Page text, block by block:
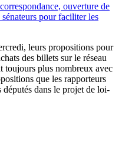
ouverture de
pour faciliter les
leurs propositions pour
des billets sur le réseau
toujours plus nombreux avec
que les rapporteurs
dans le projet de loi-